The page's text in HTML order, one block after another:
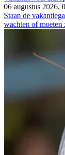
06 augustus 2026,
Staan de
wachten of moeten